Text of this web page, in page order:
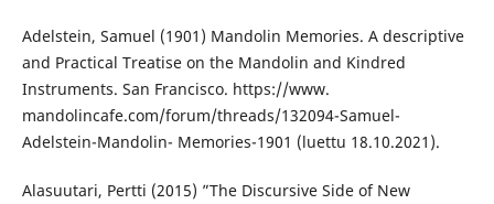
Adelstein, Samuel (1901) Mandolin Memories. A descriptive
and Practical Treatise on the Mandolin and Kindred
Instruments. San Francisco. https://www.
mandolincafe.com/forum/threads/132094-Samuel-
Adelstein-Mandolin- Memories-1901 (luettu 18.10.2021).
Alasuutari, Pertti (2015) ”The Discursive Side of New